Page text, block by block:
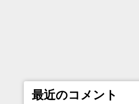
最近のコメント